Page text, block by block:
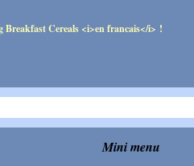
Mini menu